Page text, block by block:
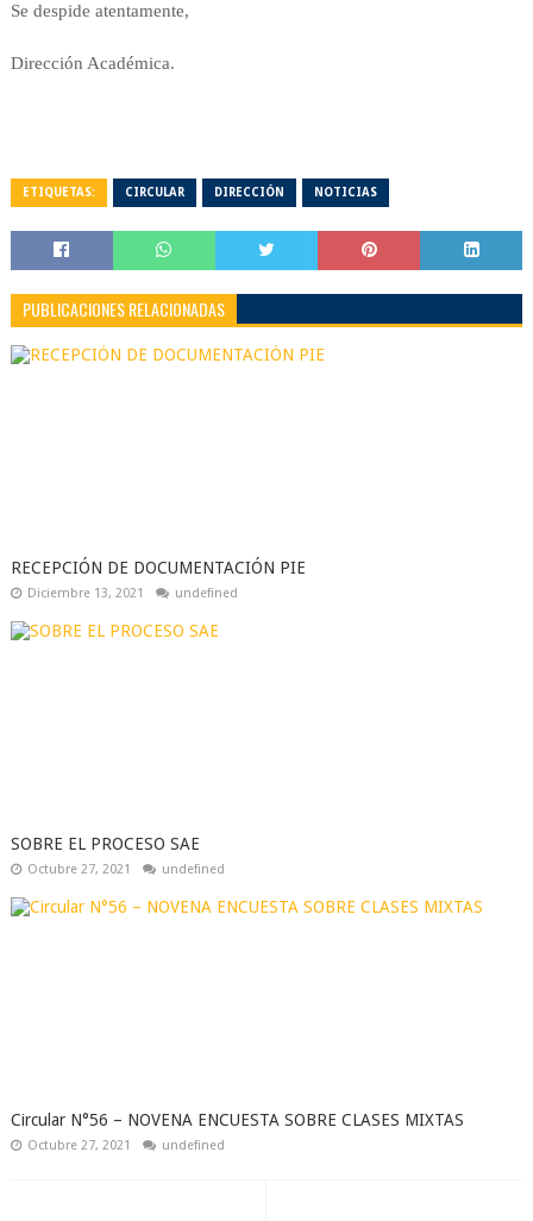
Se despide atentamente,
Dirección Académica.
ETIQUETAS: CIRCULAR DIRECCIÓN NOTICIAS
PUBLICACIONES RELACIONADAS
RECEPCIÓN DE DOCUMENTACIÓN PIE
Diciembre 13, 2021 undefined
SOBRE EL PROCESO SAE
Octubre 27, 2021 undefined
Circular N°56 – NOVENA ENCUESTA SOBRE CLASES MIXTAS
Octubre 27, 2021 undefined